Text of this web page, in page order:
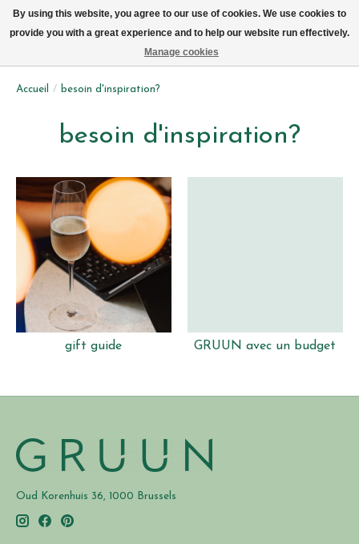
Accueil / besoin d'inspiration?
besoin d'inspiration?
gift guide GRUUN avec un budget
Oud Korenhuis 36, 1000 Brussels
By using this website, you agree to our use of cookies. We use cookies to
provide you with a great experience and to help our website run effectively.
Manage cookies